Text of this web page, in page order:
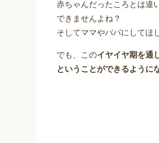
赤ちゃんだったころとは違
できませんよね？
そしてママやパパにしてほ
でも、このイヤイヤ期を通
ということができるように